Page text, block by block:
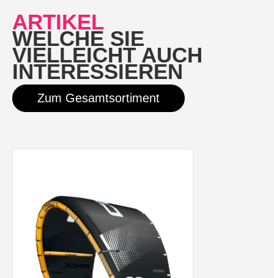
ARTIKEL
WELCHE SIE
VIELLEICHT AUCH
INTERESSIEREN
Zum Gesamtsortiment